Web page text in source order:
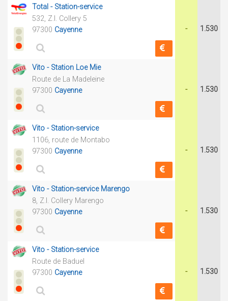
Total - Station-service
532, Z.I. Collery 5
97300 Cayenne - 1.530
Vito - Station Loe Mie
Route de La Madeleine
97300 Cayenne - 1.530
Vito - Station-service
1106, route de Montabo
97300 Cayenne - 1.530
Vito - Station-service Marengo
8, Z.I. Collery Marengo
97300 Cayenne - 1.530
Vito - Station-service
Route de Baduel
97300 Cayenne - 1.530